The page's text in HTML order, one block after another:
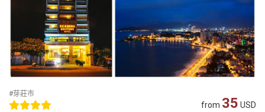
#芽莊市
from 35 USD